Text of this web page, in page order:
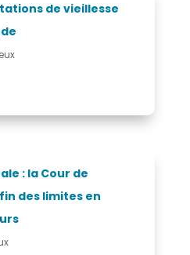
de vieillesse
: la Cour de
des limites en